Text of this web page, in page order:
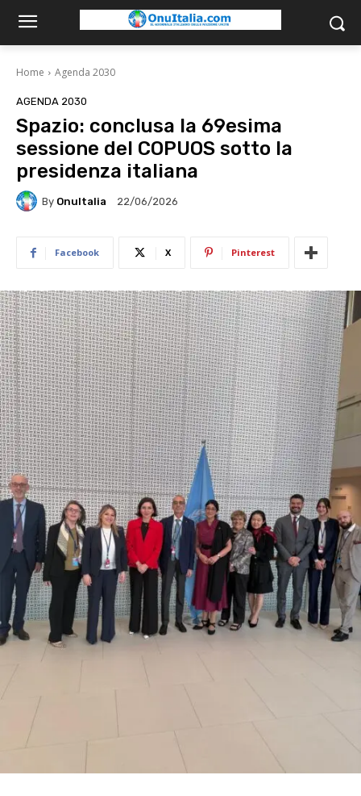
Home Agenda 2030
AGENDA 2030
Spazio: conclusa la 69esima
sessione del COPUOS sotto la
presidenza italiana
By OnuItalia 22/06/2026
Facebook X Pinterest